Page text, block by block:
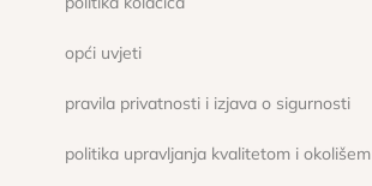
opći uvjeti
pravila privatnosti i izjava o sigurnosti
politika upravljanja kvalitetom i okolišem